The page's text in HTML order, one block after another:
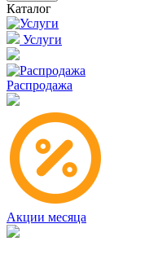
Каталог
Услуги
Распродажа
Акции месяца